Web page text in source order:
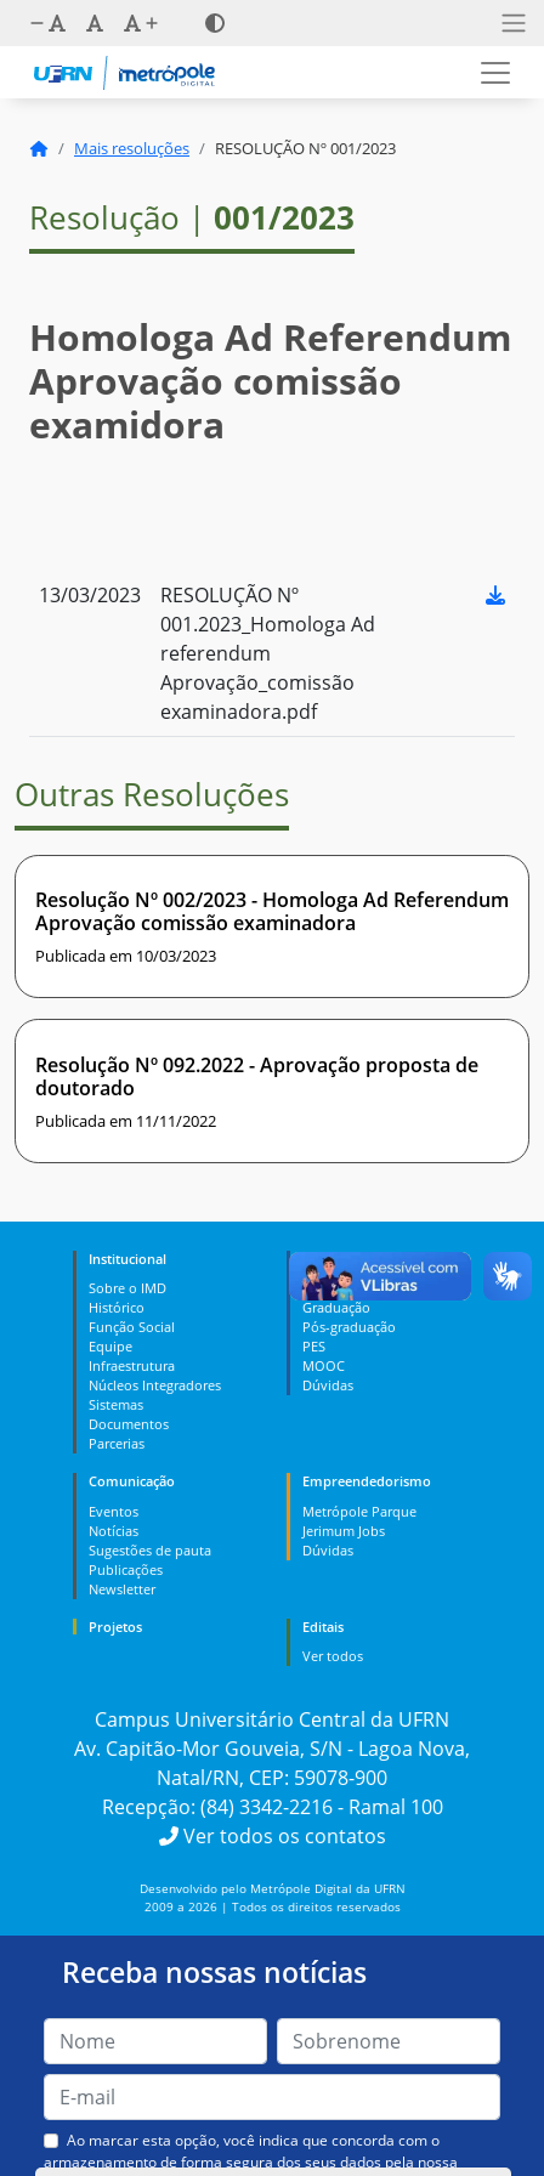
Mais resoluções RESOLUÇÃO Nº 001/2023
Resolução | 001/2023
Homologa Ad Referendum
Aprovação comissão
examidora
13/03/2023
RESOLUÇÃO Nº
001.2023_Homologa Ad
referendum
Aprovação_comissão
examinadora.pdf
Outras Resoluções
Resolução Nº 002/2023 - Homologa Ad Referendum
Aprovação comissão examinadora
Publicada em 10/03/2023
Resolução Nº 092.2022 - Aprovação proposta de
doutorado
Publicada em 11/11/2022
Institucional
Sobre o IMD
Histórico
Função Social
Equipe
Infraestrutura
Núcleos Integradores
Sistemas
Documentos
Parcerias
Ensino
Curso Técnico
Graduação
Pós-graduação
PES
MOOC
Dúvidas
Comunicação
Eventos
Notícias
Sugestões de pauta
Publicações
Newsletter
Empreendedorismo
Metrópole Parque
Jerimum Jobs
Dúvidas
Projetos
Editais
Ver todos
Campus Universitário Central da UFRN
Av. Capitão-Mor Gouveia, S/N - Lagoa Nova,
Natal/RN, CEP: 59078-900
Recepção: (84) 3342-2216 - Ramal 100
Ver todos os contatos
Desenvolvido pelo Metrópole Digital da UFRN
2009 a 2026 | Todos os direitos reservados
Receba nossas notícias
Ao marcar esta opção, você indica que concorda com o
armazenamento de forma segura dos seus dados pela nossa